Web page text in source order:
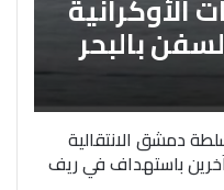
بالبحر
دمشق الانتقالية
باستهداف في ريف